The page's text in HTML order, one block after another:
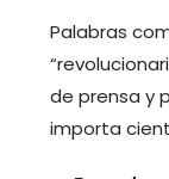
Palabras
de prensa y
importa